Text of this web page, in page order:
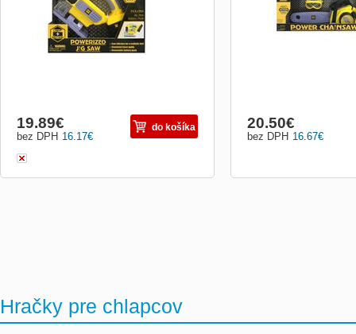
16.17€
bez DPH
19.89€ do košíka
16.67€
bez DPH
20.50€
Hračky pre chlapcov